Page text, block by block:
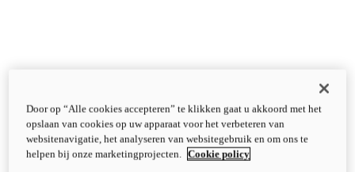
Door op “Alle cookies accepteren” te klikken gaat u akkoord met het
opslaan van cookies op uw apparaat voor het verbeteren van
websitenavigatie, het analyseren van websitegebruik en om ons te
helpen bij onze marketingprojecten.
Cookie policy